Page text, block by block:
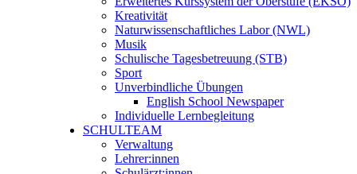
Kreativität
Naturwissenschaftliches Labor (NWL)
Musik
Schulische Tagesbetreuung (STB)
Sport
Unverbindliche Übungen
English School Newspaper
Individuelle Lernbegleitung
SCHULTEAM
Verwaltung
Lehrer:innen